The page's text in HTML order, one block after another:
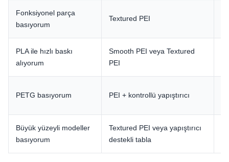
Fonksiyonel parça
basıyorum
Textured PEI
PLA ile hızlı baskı
alıyorum
Smooth PEI veya Textured
PEI
PETG basıyorum PEI + kontrollü yapıştırıcı
Büyük yüzeyli modeller
basıyorum
Textured PEI veya yapıştırıcı
destekli tabla